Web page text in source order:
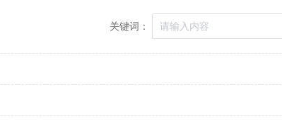
关键词：